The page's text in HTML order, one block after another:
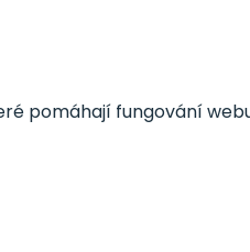
pomáhají fungování